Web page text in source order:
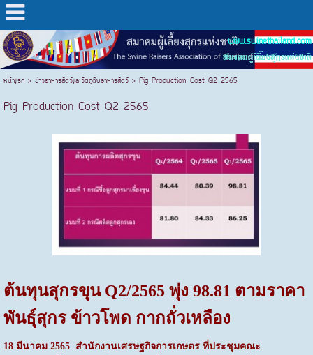
www.swinethailand.com
สมาคมผู้เลี้ยงสุกรแห่งชาติ
หน้าแรก > ข่าวอาหารสัตว์และวัตถุดิบอาหารสัตว์> Pig Production Cost Q2 2565
Pig Production Cost Q2 2565
ต้นทุนสุกรขุน Q2/2565 พุ่ง 98.81 ตามราคา
พันธุ์สุกร ข้าวโพด กากถั่วเหลือง
18 มีนาคม 2565 สำนักงานเศรษฐกิจการเกษตร ที่ประชุมคณะ